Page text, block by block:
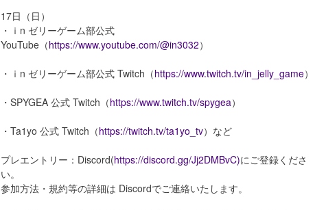
17日（日）
・ｉn ゼリーゲーム部公式
YouTube（https://www.youtube.com/@in3032）
・ｉn ゼリーゲーム部公式 Twitch（https://www.twitch.tv/in_jelly_game）
・SPYGEA 公式 Twitch（https://www.twitch.tv/spygea）
・Ta1yo 公式 Twitch（https://twitch.tv/ta1yo_tv）など
プレエントリー：Discord(https://discord.gg/Jj2DMBvC)にご登録くださ
い。
参加方法・規約等の詳細は Discordでご連絡いたします。